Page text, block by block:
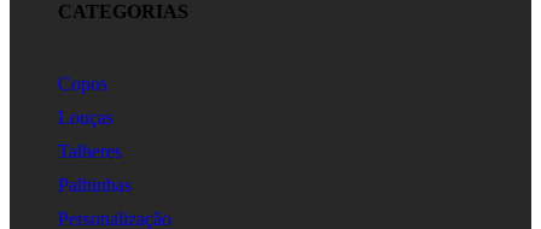
CATEGORIAS
Copos
Louças
Talheres
Palhinhas
Personalização